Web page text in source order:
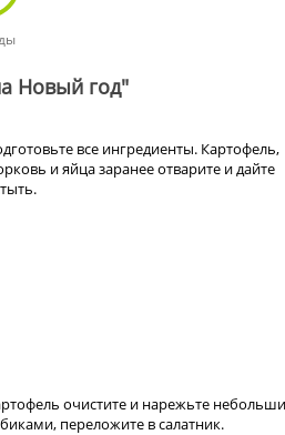
Новый год"
все ингредиенты. Картофель,
и яйца заранее отварите и дайте
очистите и нарежьте
переложите в салатник.